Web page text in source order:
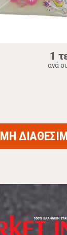
1
ανά
ΜΗ